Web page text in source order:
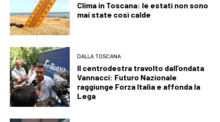
Clima in Toscana: le estati non sono
mai state così calde
DALLA TOSCANA
Il centrodestra travolto dall’ondata
Vannacci: Futuro Nazionale
raggiunge Forza Italia e affonda la
Lega